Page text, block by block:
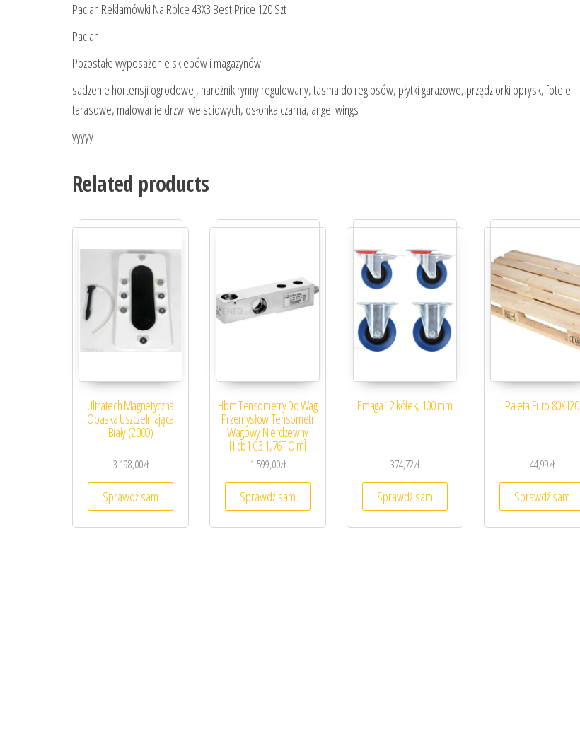
Paclan Reklamówki Na Rolce 43X3 Best Price 120 Szt
Paclan
Pozostałe wyposażenie sklepów i magazynów
sadzenie hortensji ogrodowej, narożnik rynny regulowany, tasma do regipsów, płytki garażowe, przędziorki oprysk, fotele
tarasowe, malowanie drzwi wejsciowych, osłonka czarna, angel wings
yyyyy
Related products
Ultratech Magnetyczna
Opaska Uszczelniająca
Biały (2000)
3 198,00zł
Sprawdź sam
Hbm Tensometry Do Wag
Przemysłow Tensometr
Wagowy Nierdzewny
Hlcb1 C3 1,76T Oiml
1 599,00zł
Sprawdź sam
Emaga 12 kółek, 100 mm
374,72zł
Sprawdź sam
Paleta Euro 80X120
44,99zł
Sprawdź sam